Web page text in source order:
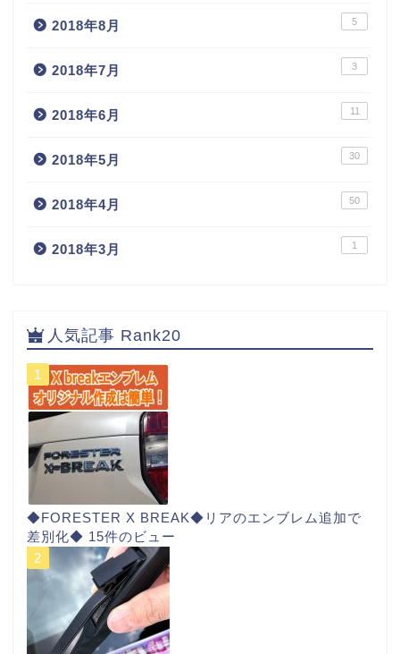
2018年8月 5
2018年7月 3
2018年6月 11
2018年5月 30
2018年4月 50
2018年3月 1
人気記事 Rank20
◆FORESTER X BREAK◆リアのエンブレム追加で
差別化◆ 15件のビュー